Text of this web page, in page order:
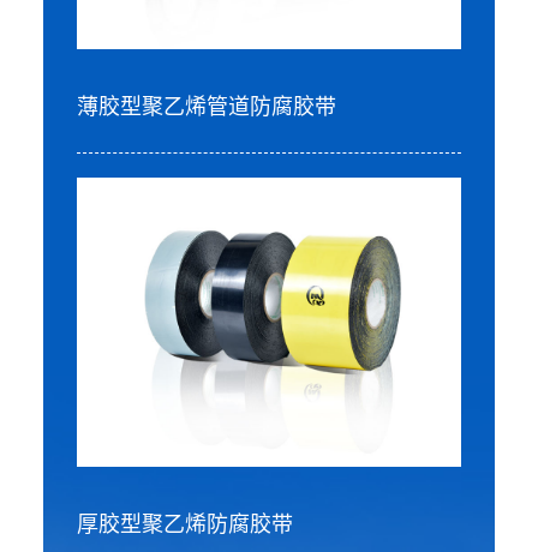
薄胶型聚乙烯管道防腐胶带
厚胶型聚乙烯防腐胶带